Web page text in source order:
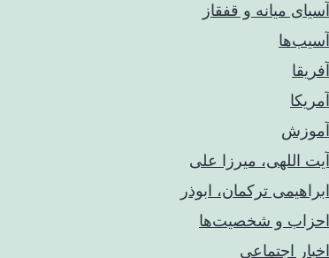
آسیای میانه و قفقاز
آسیب‌ها
آفریقا
آمریکا
آموزش
آیت اللهی، میرزا علی
ابراهیمی ترکمان، ابوذر
احزاب و شخصیت‌ها
اخبار اجتماعی